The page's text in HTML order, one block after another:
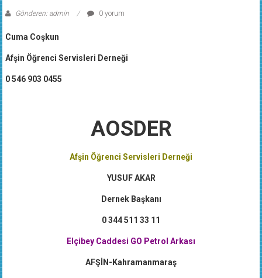
Gönderen: admin 0 yorum
Cuma Coşkun
Afşin Öğrenci Servisleri Derneği
0 546 903 0455
AOSDER
Afşin Öğrenci Servisleri Derneği
YUSUF AKAR
Dernek Başkanı
0 344 511 33 11
Elçibey Caddesi GO Petrol Arkası
AFŞİN-Kahramanmaraş